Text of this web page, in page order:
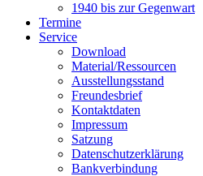
1940 bis zur Gegenwart
Termine
Service
Download
Material/Ressourcen
Ausstellungsstand
Freundesbrief
Kontaktdaten
Impressum
Satzung
Datenschutzerklärung
Bankverbindung